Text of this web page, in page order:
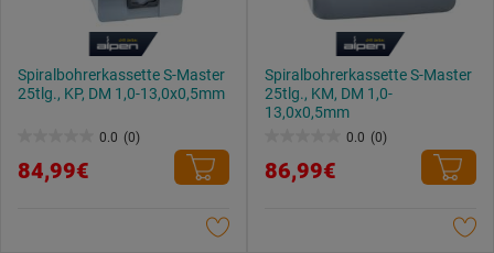
Spiralbohrerkassette S-Master
25tlg., KP, DM 1,0-13,0x0,5mm
0.0 (0)
von
84,99€
Spiralbohrerkassette S-Master
25tlg., KM, DM 1,0-
13,0x0,5mm
0.0 (0)
von
86,99€